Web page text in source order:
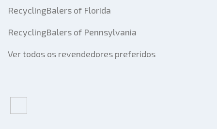
RecyclingBalers of Florida
RecyclingBalers of Pennsylvania
Ver todos os revendedores preferidos